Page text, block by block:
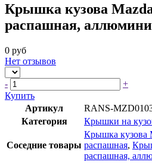
Крышка кузова
распашная,
0 руб
Нет отзывов
-
+
Купить
Артикул
RANS-
Категория
Крышки на
Соседние товары
Крышка кузова
распашная,
распашная,